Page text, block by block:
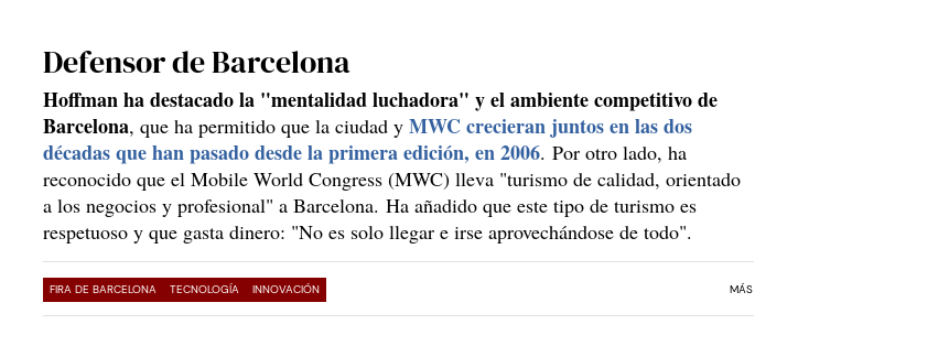
Defensor de Barcelona
Hoffman ha destacado la "mentalidad luchadora" y el ambiente competitivo de
Barcelona, que ha permitido que la ciudad y MWC crecieran juntos en las dos
décadas que han pasado desde la primera edición, en 2006. Por otro lado, ha
reconocido que el Mobile World Congress (MWC) lleva "turismo de calidad, orientado
a los negocios y profesional" a Barcelona. Ha añadido que este tipo de turismo es
respetuoso y que gasta dinero: "No es solo llegar e irse aprovechándose de todo".
FIRA DE BARCELONA TECNOLOGÍA INNOVACIÓN MÁS